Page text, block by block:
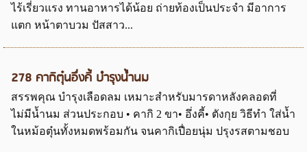
ไร้เรี่ยวแรง ทานอาหารได้น้อย ถ่ายท้องเป็นประจำ มีอาการ
แตก หน้าตาบวม ปัสสาว...
278 คากิตุ๋นอึ่งคี้ บำรุงน้ำนม
สรรพคุณ บำรุงเลือดลม เหมาะสำหรับมารดาหลังคลอดที่
ไม่มีน้ำนม ส่วนประกอบ • คากิ 2 ขา• อึ่งคี้• ตังกุย วิธีทำ ใส่น้ำ
ในหม้อตุ๋นทั้งหมดพร้อมกัน จนคากิเปื่อยนุ่ม ปรุงรสตามชอบ